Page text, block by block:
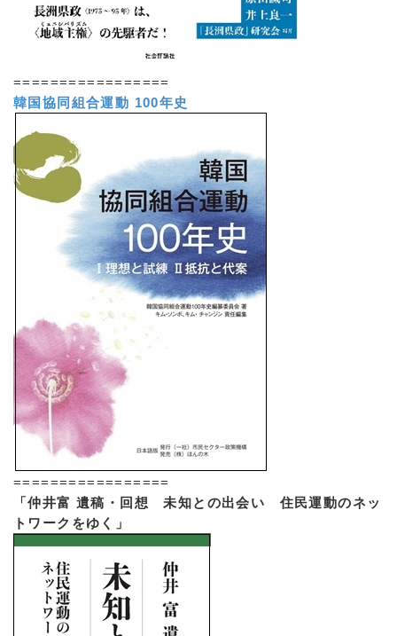
=================
韓国協同組合運動 100年史
=================
「仲井富 遺稿・回想 未知との出会い 住民運動のネッ
トワークをゆく」